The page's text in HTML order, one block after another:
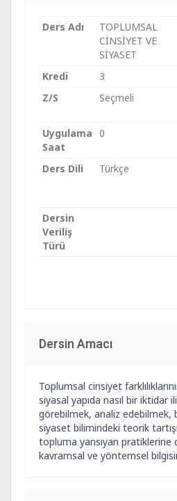
Ders Adı
TOPLUMSAL
CİNSİYET VE
SİYASET
Kredi 3
Z/S
Seçmeli
Uygulama
Saat
0
Ders Dili Türkçe
Dersin
Veriliş
Türü
Dersin Amacı
Toplumsal cinsiyet
siyasal yapıda nasıl bir iktidar
görebilmek, analiz edebilmek,
siyaset bilimindeki teorik
topluma yansıyan
kavramsal ve yöntemsel